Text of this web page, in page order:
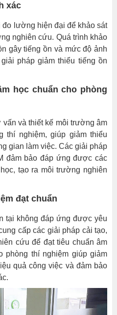
xác
đo lường hiện đại để khảo sát
nghiên cứu. Quá trình khảo
gây tiếng ồn và mức độ ảnh
pháp giảm thiểu tiếng ồn
học chuẩn cho phòng
vấn và thiết kế môi trường âm
thí nghiệm, giúp giảm thiểu
gian làm việc. Các giải pháp
đảm bảo đáp ứng được các
tạo ra môi trường nghiên
đạt chuẩn
tại không đáp ứng được yêu
cấp các giải pháp cải tạo,
cứu để đạt tiêu chuẩn âm
phòng thí nghiệm giúp giảm
quả công việc và đảm bảo